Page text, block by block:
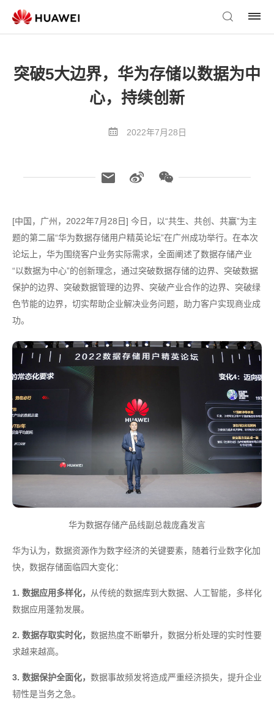
突破5大边界，华为存储以数据为中
心，持续创新
2022年7月28日
[中国，广州，2022年7月28日] 今日，以“共生、共创、共赢”为主
题的第二届“华为数据存储用户精英论坛”在广州成功举行。在本次
论坛上，华为围绕客户业务实际需求，全面阐述了数据存储产业
“以数据为中心”的创新理念，通过突破数据存储的边界、突破数据
保护的边界、突破数据管理的边界、突破产业合作的边界、突破绿
色节能的边界，切实帮助企业解决业务问题，助力客户实现商业成
功。
华为数据存储产品线副总裁庞鑫发言
华为认为，数据资源作为数字经济的关键要素，随着行业数字化加
快，数据存储面临四大变化：
1. 数据应用多样化，
从传统的数据库到大数据、人工智能，多样化
数据应用蓬勃发展。
2. 数据存取实时化， 数据热度不断攀升，数据分析处理的实时性要
求越来越高。
3. 数据保护全面化， 数据事故频发将造成严重经济损失，提升企业
韧性是当务之急。